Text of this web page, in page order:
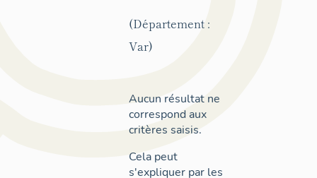
(Département :
Var)
Aucun résultat ne
correspond aux
critères saisis.
Cela peut
s'expliquer par les